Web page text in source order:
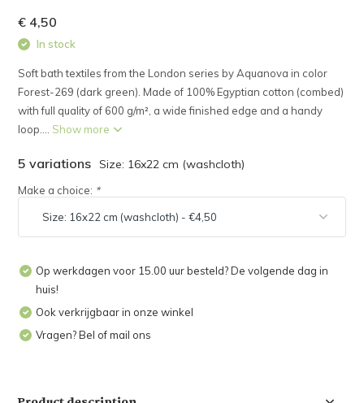
€ 4,50
In stock
Soft bath textiles from the London series by Aquanova in color
Forest-269 (dark green). Made of 100% Egyptian cotton (combed)
with full quality of 600 g/m², a wide finished edge and a handy
loop.... Show more
5 variations Size: 16x22 cm (washcloth)
Make a choice: *
Op werkdagen voor 15.00 uur besteld? De volgende dag in
huis!
Ook verkrijgbaar in onze winkel
Vragen? Bel of mail ons